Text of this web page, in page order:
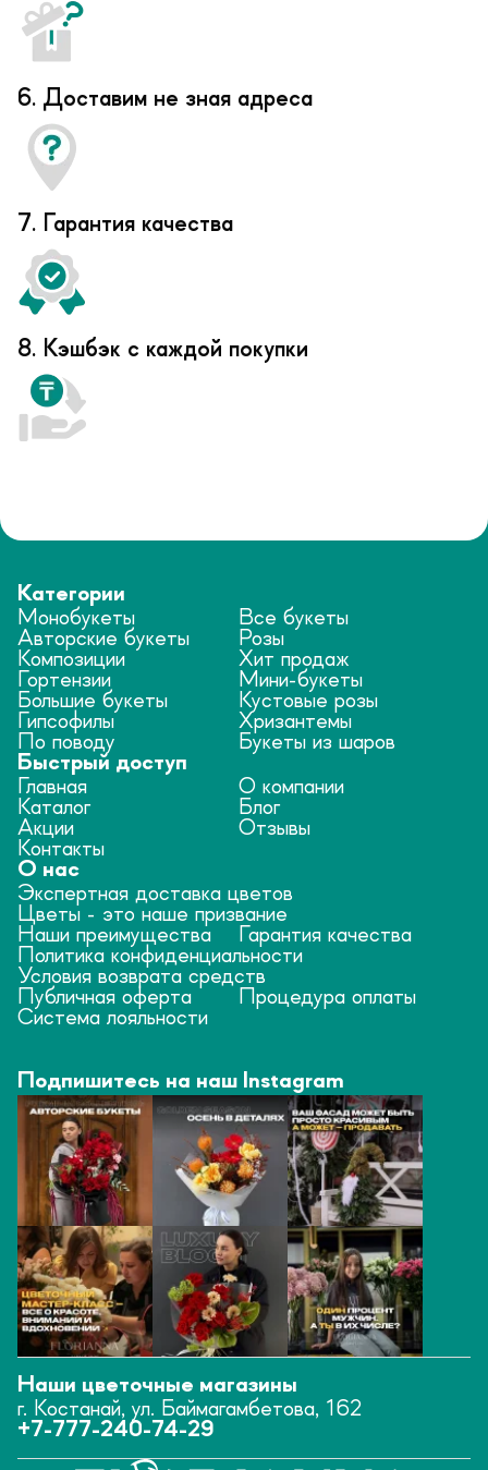
6. Доставим не зная адреса
7. Гарантия качества
8. Кэшбэк с каждой покупки
Категории
Монобукеты
Все букеты
Авторские букеты
Розы
Композиции
Хит продаж
Гортензии
Мини-букеты
Большие букеты
Кустовые розы
Гипсофилы
Хризантемы
По поводу
Букеты из шаров
Быстрый доступ
Главная
О компании
Каталог
Блог
Акции
Отзывы
Контакты
О нас
Экспертная доставка цветов
Цветы - это наше призвание
Наши преимущества
Гарантия качества
Политика конфиденциальности
Условия возврата средств
Публичная оферта
Процедура оплаты
Система лояльности
Подпишитесь на наш Instagram
Наши цветочные магазины
г. Костанай, ул. Баймагамбетова, 162
+7-777-240-74-29